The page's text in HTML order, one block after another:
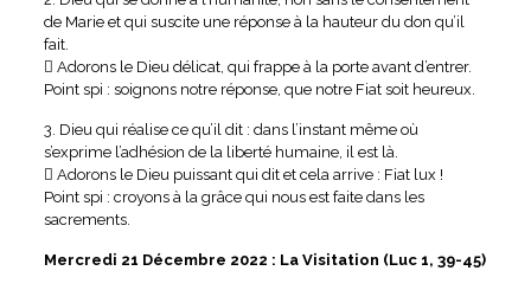
de Marie et qui suscite une réponse à la hauteur du don qu’il
fait.
 Adorons le Dieu délicat, qui frappe à la porte avant d’entrer.
Point spi : soignons notre réponse, que notre Fiat soit heureux.
3. Dieu qui réalise ce qu’il dit : dans l’instant même où
s’exprime l’adhésion de la liberté humaine, il est là.
 Adorons le Dieu puissant qui dit et cela arrive : Fiat lux !
Point spi : croyons à la grâce qui nous est faite dans les
sacrements.
Mercredi 21 Décembre 2022 : La Visitation (Luc 1, 39-45)